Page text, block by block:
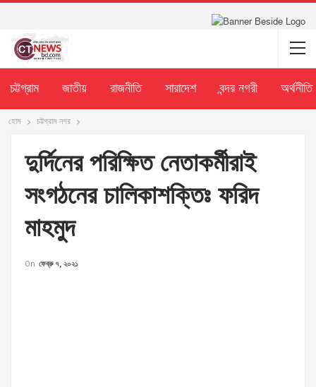
চট্টগ্রাম জাতীয় রাজনীতি সারাদেশ বন্দর নগরী অর্থনীতি
হোম চট্টগ্রাম নগর
দুর্দিনের পরিক্ষিত নেতাকর্মীরাই
সংগঠনের চালিকাশক্তিঃ ফরিদ
মাহমুদ
On ফেব্রু ৭, ২০২১